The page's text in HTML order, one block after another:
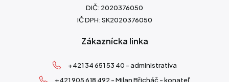
DIČ: 2020376050
IČ DPH: SK2020376050
Zákaznícka linka
+421 34 651 53 40 - administratíva
+421 905 618 492 - Milan Břicháč - konateľ